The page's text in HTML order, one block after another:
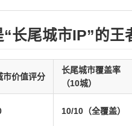
长尾城市IP”的王
市价值评分
长尾城市覆盖率
（10城）
10/10（全覆盖）